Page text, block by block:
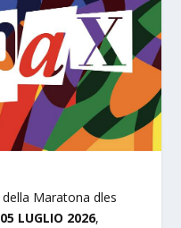
Maratona dles
LUGLIO 2026,